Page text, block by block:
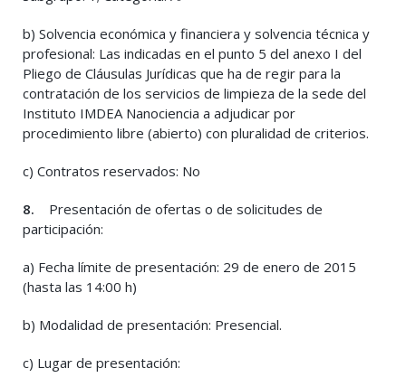
b) Solvencia económica y financiera y solvencia técnica y
profesional: Las indicadas en el punto 5 del anexo I del
Pliego de Cláusulas Jurídicas que ha de regir para la
contratación de los servicios de limpieza de la sede del
Instituto IMDEA Nanociencia a adjudicar por
procedimiento libre (abierto) con pluralidad de criterios.
c) Contratos reservados: No
8.
Presentación de ofertas o de solicitudes de
participación:
a) Fecha límite de presentación: 29 de enero de 2015
(hasta las 14:00 h)
b) Modalidad de presentación: Presencial.
c) Lugar de presentación: